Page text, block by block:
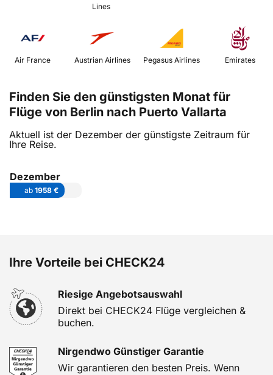
Lines
Air France Austrian Airlines Emirates
Finden Sie den günstigsten Monat für
Flüge von Berlin nach Puerto Vallarta
Aktuell ist der Dezember der günstigste Zeitraum für
Ihre Reise.
Dezember
ab 1958 €
Ihre Vorteile bei CHECK24
Riesige Angebotsauswahl
Direkt bei CHECK24 Flüge vergleichen &
buchen.
Nirgendwo Günstiger Garantie
Wir garantieren den besten Preis. Wenn